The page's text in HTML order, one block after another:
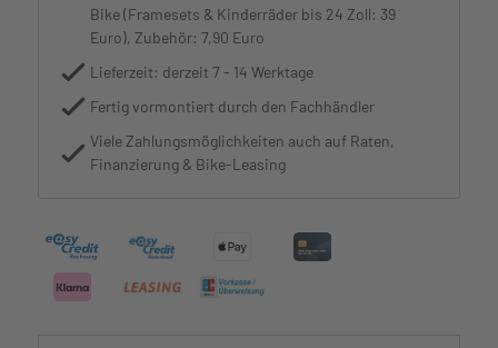
Bike (Framesets & Kinderräder bis 24 Zoll: 39
Euro), Zubehör: 7,90 Euro
Lieferzeit: derzeit 7 - 14 Werktage
Fertig vormontiert durch den Fachhändler
Viele Zahlungsmöglichkeiten auch auf Raten,
Finanzierung & Bike-Leasing